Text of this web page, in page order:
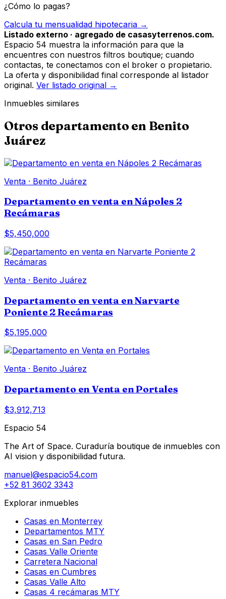
¿Cómo lo pagas?
Calcula tu mensualidad hipotecaria →
Listado externo · agregado de casasyterrenos.com.
Espacio 54 muestra la información para que la
encuentres con nuestros filtros boutique; cuando
contactas, te conectamos con el broker o propietario.
La oferta y disponibilidad final corresponde al listador
original. Ver listado original →
Inmuebles similares
Otros departamentoen Benito
Juárez
Venta · Benito Juárez
Departamento en venta en Nápoles 2
Recámaras
$5,450,000
Venta · Benito Juárez
Departamento en venta en Narvarte
Poniente 2 Recámaras
$5,195,000
Venta · Benito Juárez
Departamento en Venta en Portales
$3,912,713
Espacio 54
The Art of Space. Curaduría boutique de inmuebles con
AI vision y disponibilidad futura.
manuel@espacio54.com
+52 81 3602 3343
Explorar inmuebles
Casas en Monterrey
Departamentos MTY
Casas en San Pedro
Casas Valle Oriente
Carretera Nacional
Casas en Cumbres
Casas Valle Alto
Casas 4 recámaras MTY